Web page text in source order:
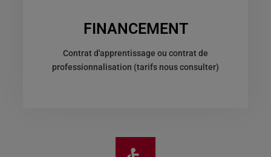
FINANCEMENT
Contrat d'apprentissage ou contrat de
professionnalisation (tarifs nous consulter)